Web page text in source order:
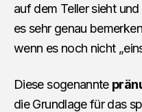
auf dem Teller sieht
es sehr genau
wenn es noch nicht
Diese sogenannte
die Grundlage für das